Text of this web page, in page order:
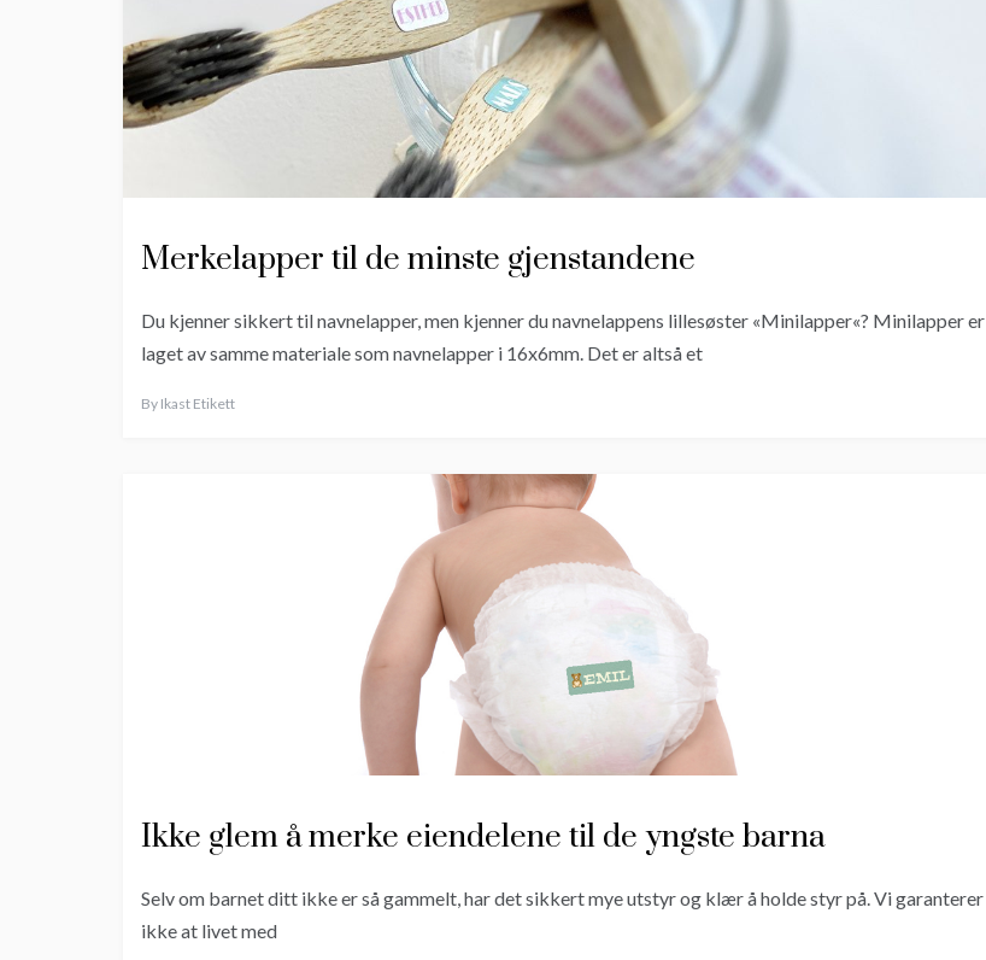
Merkelapper til de minste gjenstandene
Du kjenner sikkert til navnelapper, men kjenner du navnelappens lillesøster «Minilapper«? Minilapper er
laget av samme materiale som navnelapper i 16x6mm. Det er altså et
By Ikast Etikett
Ikke glem å merke eiendelene til de yngste barna
Selv om barnet ditt ikke er så gammelt, har det sikkert mye utstyr og klær å holde styr på. Vi garanterer
ikke at livet med